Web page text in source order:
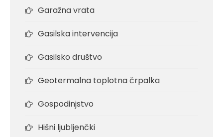
Garažna vrata
Gasilska intervencija
Gasilsko društvo
Geotermalna toplotna črpalka
Gospodinjstvo
Hišni ljubljenčki